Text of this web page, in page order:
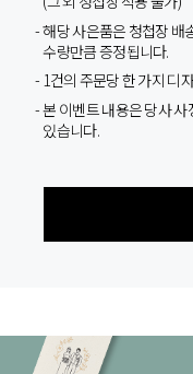
해당 사은품은 청첩장 배
수량만큼 증정됩니다.
1건의 주문당 한 가지 디
본 이벤트 내용은 당사
있습니다.